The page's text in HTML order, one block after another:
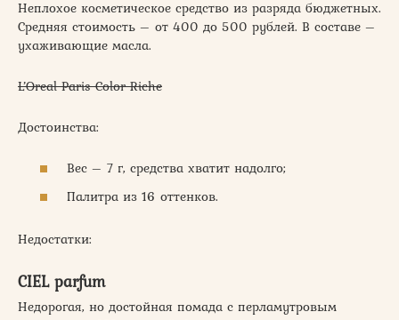
Неплохое косметическое средство из разряда бюджетных.
Средняя стоимость – от 400 до 500 рублей. В составе –
ухаживающие масла.
L’Oreal Paris Color Riche
Достоинства:
Вес – 7 г, средства хватит надолго;
Палитра из 16 оттенков.
Недостатки:
CIEL parfum
Недорогая, но достойная помада с перламутровым